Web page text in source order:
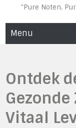
"Pure Noten,
Menu
Ontdek
Vitaal